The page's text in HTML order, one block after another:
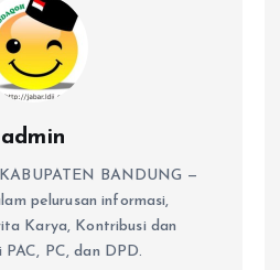
admin
BANDUNG —
pelurusan informasi,
Karya, Kontribusi dan
PAC, PC, dan DPD.